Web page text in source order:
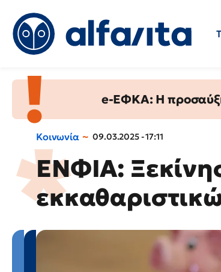
e-ΕΦΚΑ: Η
Κοινωνία 09.03.2025 - 17:11
ΕΝΦΙΑ: